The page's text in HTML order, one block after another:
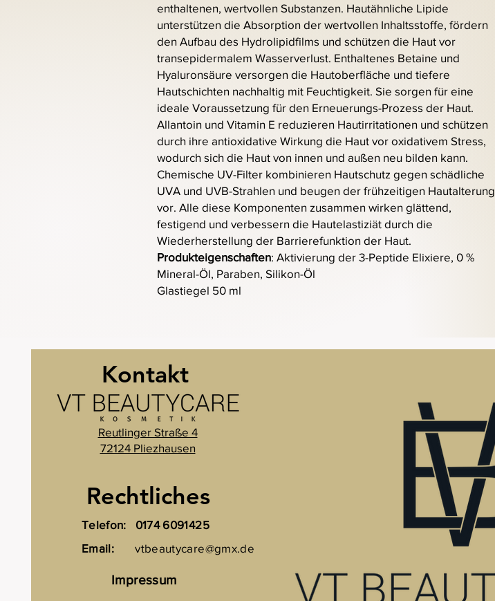
enthaltenen, wertvollen Substanzen. Hautähnliche Lipide
unterstützen die Absorption der wertvollen Inhaltsstoffe, fördern
den Aufbau des Hydrolipidfilms und schützen die Haut vor
transepidermalem Wasserverlust. Enthaltenes Betaine und
Hyaluronsäure versorgen die Hautoberfläche und tiefere
Hautschichten nachhaltig mit Feuchtigkeit. Sie sorgen für eine
ideale Voraussetzung für den Erneuerungs-Prozess der Haut.
Allantoin und Vitamin E reduzieren Hautirritationen und schützen
durch ihre antioxidative Wirkung die Haut vor oxidativem Stress,
wodurch sich die Haut von innen und außen neu bilden kann.
Chemische UV-Filter kombinieren Hautschutz gegen schädliche
UVA und UVB-Strahlen und beugen der frühzeitigen Hautalterung
vor. Alle diese Komponenten zusammen wirken glättend,
festigend und verbessern die Hautelastiziät durch die
Wiederherstellung der Barrierefunktion der Haut.
Produkteigenschaften: Aktivierung der 3-Peptide Elixiere, 0 %
Mineral-Öl, Paraben, Silikon-Öl
Glastiegel 50 ml
Kontakt
Reutlinger Straße 4
72124 Pliezhausen
Telefon:
0174 6091425
Email:
vtbeautycare@gmx.de
Rechtliches
Impressum